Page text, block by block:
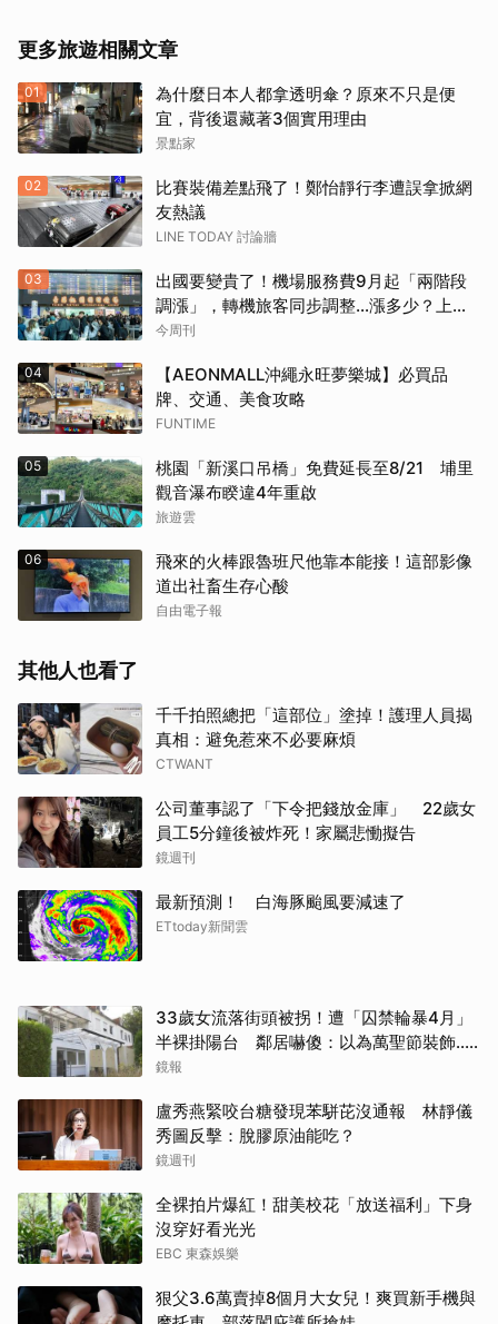
更多旅遊相關文章
01
為什麼日本人都拿透明傘？原來不只是便
宜，背後還藏著3個實用理由
景點家
02
比賽裝備差點飛了！鄭怡靜行李遭誤拿掀網
友熱議
LINE TODAY 討論牆
03
出國要變貴了！機場服務費9月起「兩階段
調漲」，轉機旅客同步調整…漲多少？上路
時間曝光
今周刊
04
【AEONMALL沖繩永旺夢樂城】必買品
牌、交通、美食攻略
FUNTIME
05
桃園「新溪口吊橋」免費延長至8/21 埔里
觀音瀑布睽違4年重啟
旅遊雲
06
飛來的火棒跟魯班尺他靠本能接！這部影像
道出社畜生存心酸
自由電子報
其他人也看了
千千拍照總把「這部位」塗掉！護理人員揭
真相：避免惹來不必要麻煩
CTWANT
公司董事認了「下令把錢放金庫」 22歲女
員工5分鐘後被炸死！家屬悲慟擬告
鏡週刊
最新預測！ 白海豚颱風要減速了
ETtoday新聞雲
33歲女流落街頭被拐！遭「囚禁輪暴4月」
半裸掛陽台 鄰居嚇傻：以為萬聖節裝飾...
主謀竟與妻小同住
鏡報
盧秀燕緊咬台糖發現苯駢芘沒通報 林靜儀
秀圖反擊：脫膠原油能吃？
鏡週刊
全裸拍片爆紅！甜美校花「放送福利」下身
沒穿好看光光
EBC 東森娛樂
狠父3.6萬賣掉8個月大女兒！爽買新手機與